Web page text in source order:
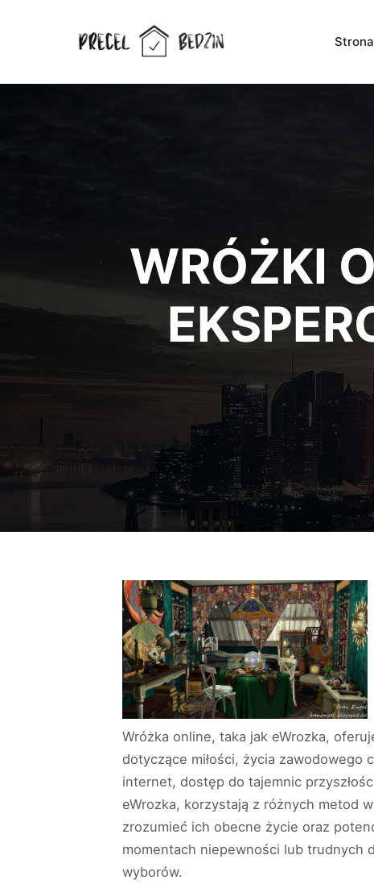
WRÓŻKI
Wróżka online, taka jak eWrozka,
dotyczące miłości, życia zawodowego
internet, dostęp do tajemnic
eWrozka, korzystają z różnych metod
zrozumieć ich obecne życie oraz
momentach niepewności lub trudnych
wyborów.